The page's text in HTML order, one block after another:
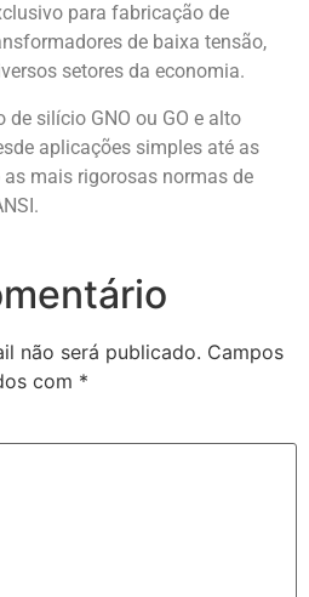
para fabricação de
de baixa tensão,
setores da economia.
silício GNO ou GO e alto
aplicações simples até as
mais rigorosas normas de
não será publicado. Campos
com *